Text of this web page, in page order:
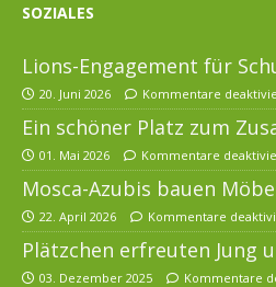
SOZIALES
Lions-Engagement für
20. Juni 2026 Kommentare
Ein schöner Platz zum
01. Mai 2026 Kommentare
Mosca-Azubis bauen
22. April 2026 Kommentare
Plätzchen erfreuten Jung
03. Dezember 2025 Kommentare